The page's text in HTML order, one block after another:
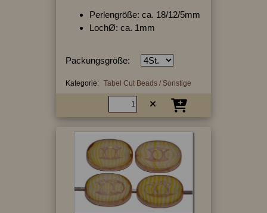
Perlengröße: ca. 18/12/5mm
LochØ: ca. 1mm
Packungsgröße:
Kategorie: Tabel Cut Beads / Sonstige